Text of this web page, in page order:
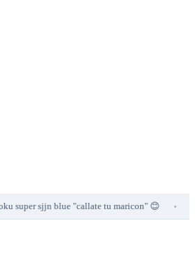
blue "callate tu maricon" 😊 •